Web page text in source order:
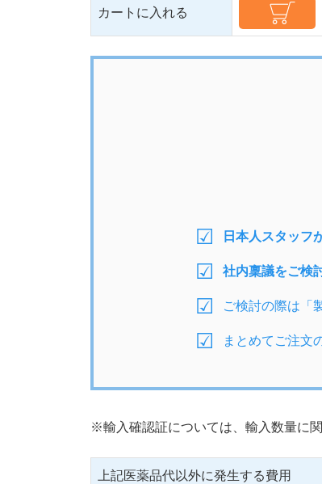
カートに入れる
日本人スタッフ
社内稟議をご検
ご検討の際は「
まとめてご注文
※輸入確認証については、輸入数量に
上記医薬品代以外に発生する費用